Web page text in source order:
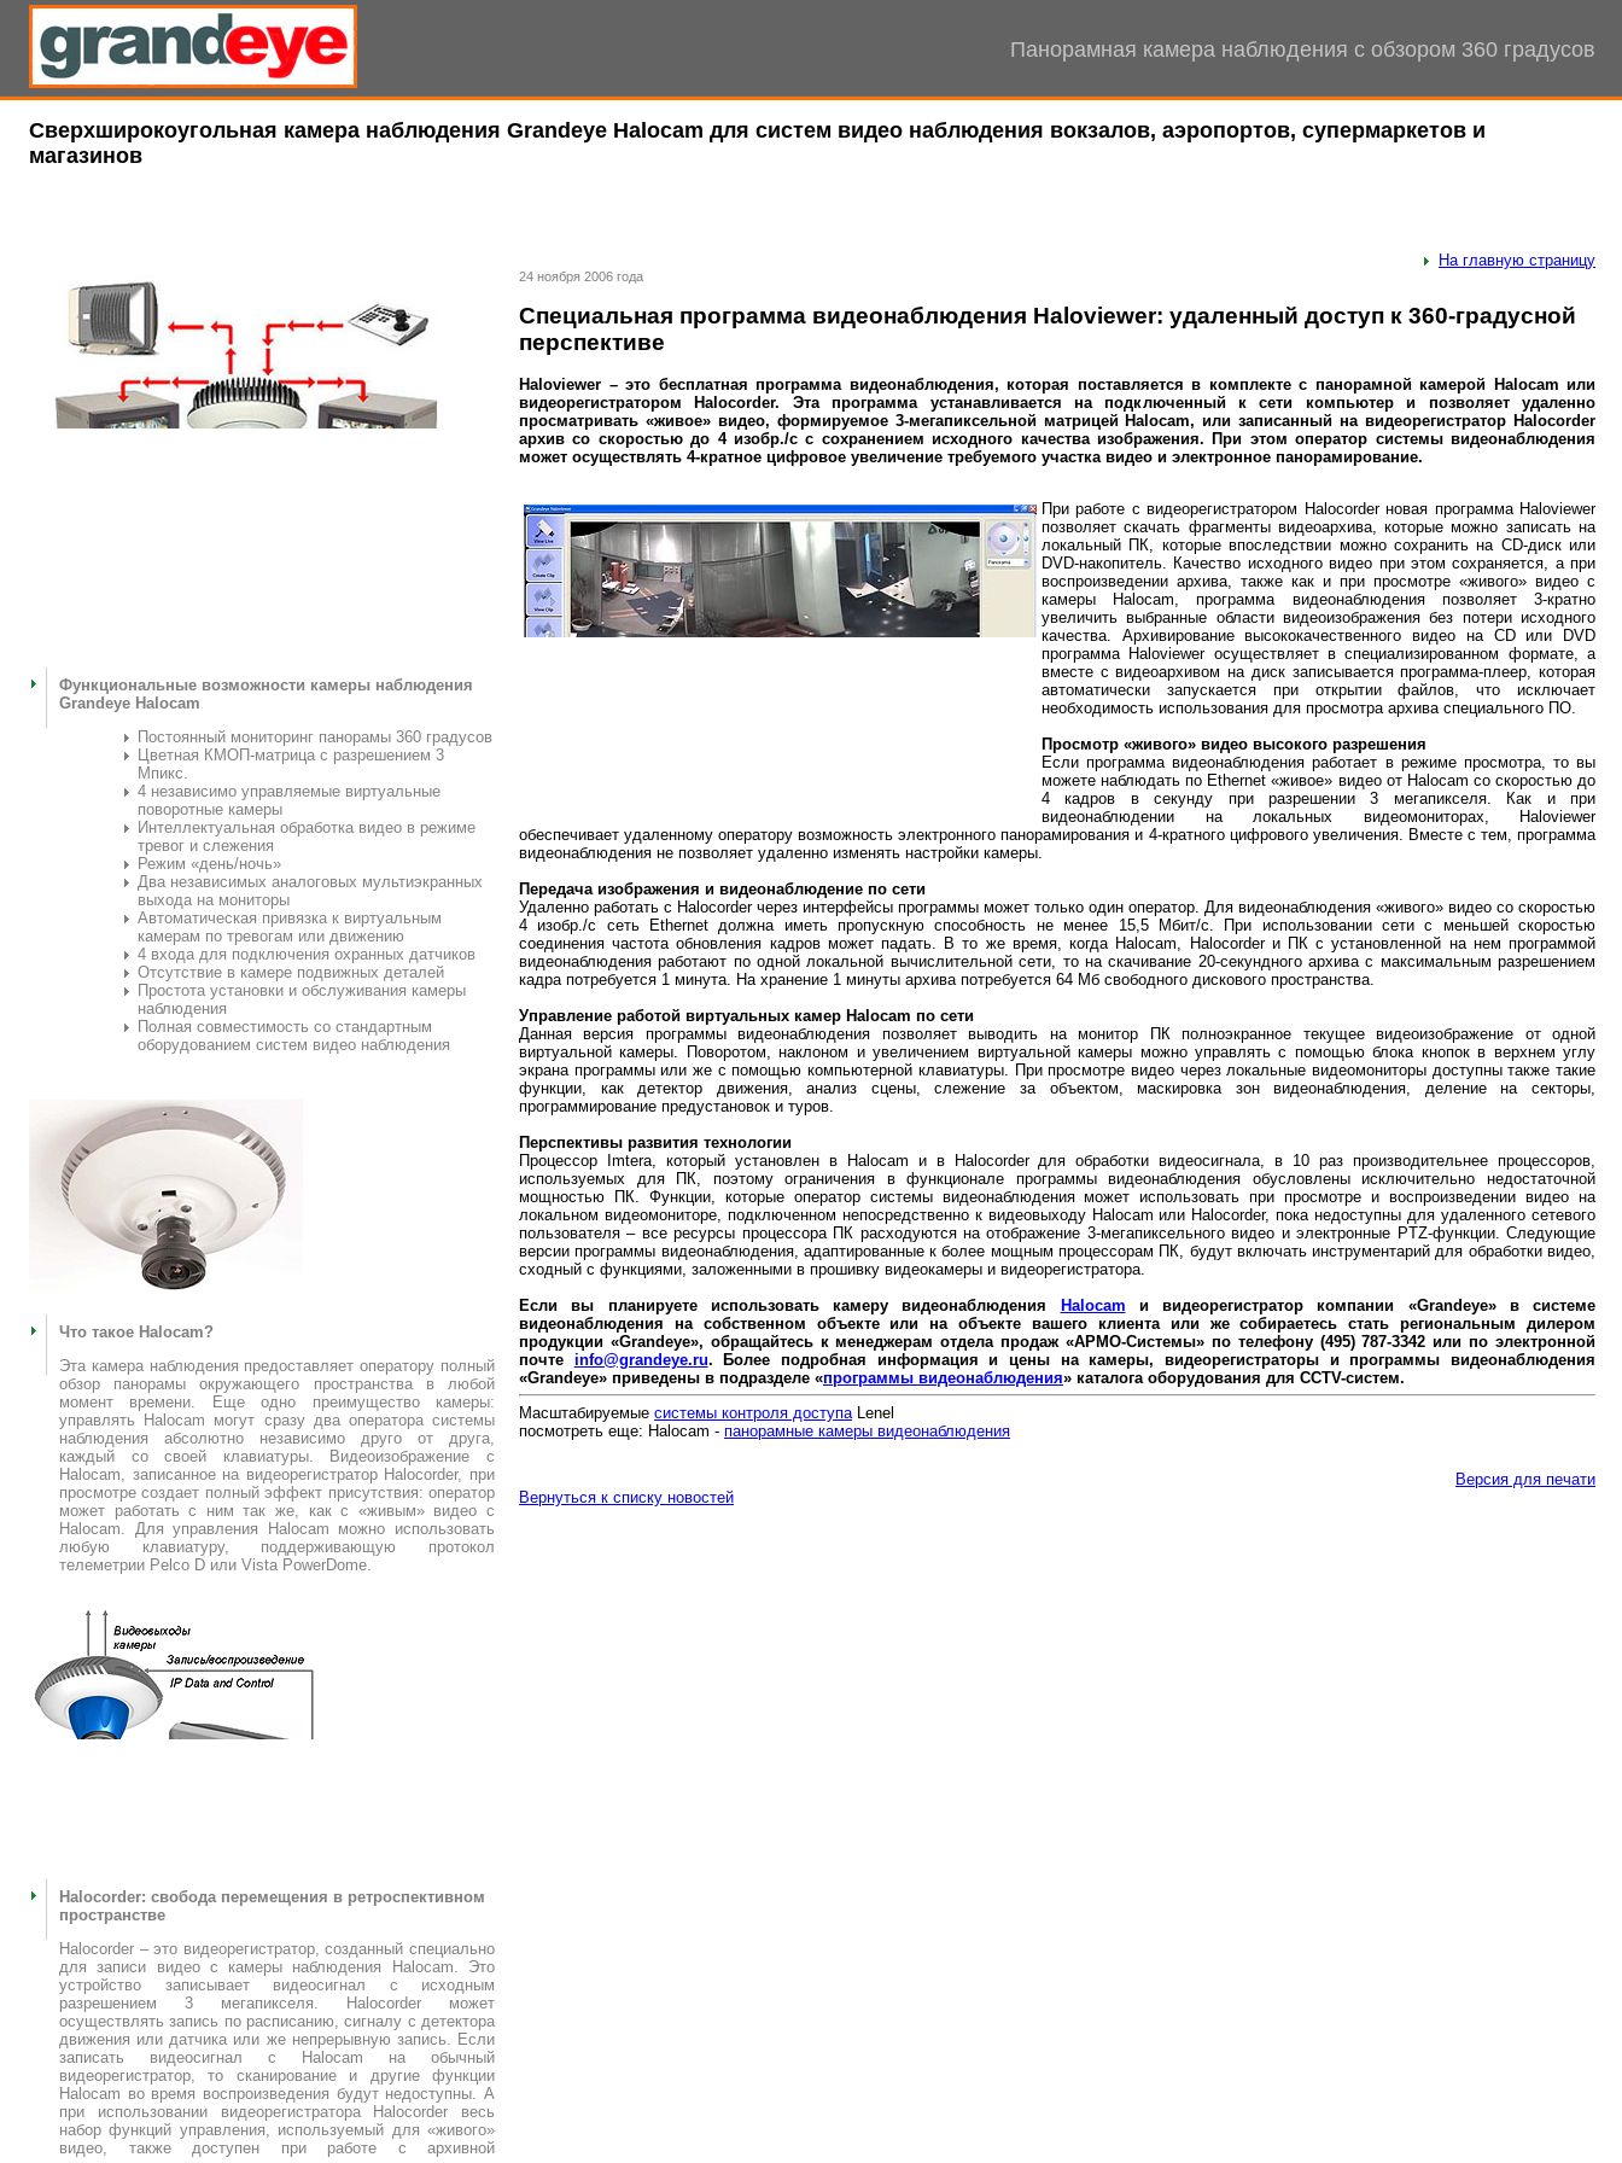
Панорамная камера наблюдения с обзором 360 градусов
Сверхширокоугольная камера наблюдения Grandeye Halocam для систем видео наблюдения вокзалов, аэропортов, супермаркетов и
магазинов
Функциональные возможности камеры наблюдения
Grandeye Halocam
Постоянный мониторинг панорамы 360 градусов
Цветная КМОП-матрица с разрешением 3
Мпикс.
4 независимо управляемые виртуальные
поворотные камеры
Интеллектуальная обработка видео в режиме
тревог и слежения
Режим «день/ночь»
Два независимых аналоговых мультиэкранных
выхода на мониторы
Автоматическая привязка к виртуальным
камерам по тревогам или движению
4 входа для подключения охранных датчиков
Отсутствие в камере подвижных деталей
Простота установки и обслуживания камеры
наблюдения
Полная совместимость со стандартным
оборудованием систем видео наблюдения
Что такое Halocam?
Эта камера наблюдения предоставляет оператору полный
обзор панорамы окружающего пространства в любой
момент времени. Еще одно преимущество камеры:
управлять Halocam могут сразу два оператора системы
наблюдения абсолютно независимо друго от друга,
каждый со своей клавиатуры. Видеоизображение с
Halocam, записанное на видеорегистратор Halocorder, при
просмотре создает полный эффект присутствия: оператор
может работать с ним так же, как с «живым» видео с
Halocam. Для управления Halocam можно использовать
любую клавиатуру, поддерживающую протокол
телеметрии Pelco D или Vista PowerDome.
Halocorder: свобода перемещения в ретроспективном
пространстве
Halocorder – это видеорегистратор, созданный специально
для записи видео с камеры наблюдения Halocam. Это
устройство записывает видеосигнал с исходным
разрешением 3 мегапикселя. Halocorder может
осуществлять запись по расписанию, сигналу с детектора
движения или датчика или же непрерывную запись. Если
записать видеосигнал с Halocam на обычный
видеорегистратор, то сканирование и другие функции
Halocam во время воспроизведения будут недоступны. А
при использовании видеорегистратора Halocorder весь
набор функций управления, используемый для «живого»
видео, также доступен при работе с архивной
На главную страницу
24 ноября 2006 года
Специальная программа видеонаблюдения Haloviewer: удаленный доступ к 360-градусной
перспективе
Haloviewer – это бесплатная программа видеонаблюдения, которая поставляется в комплекте с панорамной камерой Halocam или
видеорегистратором Halocorder. Эта программа устанавливается на подключенный к сети компьютер и позволяет удаленно
просматривать «живое» видео, формируемое 3-мегапиксельной матрицей Halocam, или записанный на видеорегистратор Halocorder
архив со скоростью до 4 изобр./с с сохранением исходного качества изображения. При этом оператор системы видеонаблюдения
может осуществлять 4-кратное цифровое увеличение требуемого участка видео и электронное панорамирование.
При работе с видеорегистратором Halocorder новая программа Haloviewer
позволяет скачать фрагменты видеоархива, которые можно записать на
локальный ПК, которые впоследствии можно сохранить на CD-диск или
DVD-накопитель. Качество исходного видео при этом сохраняется, а при
воспроизведении архива, также как и при просмотре «живого» видео с
камеры Halocam, программа видеонаблюдения позволяет 3-кратно
увеличить выбранные области видеоизображения без потери исходного
качества. Архивирование высококачественного видео на CD или DVD
программа Haloviewer осуществляет в специализированном формате, а
вместе с видеоархивом на диск записывается программа-плеер, которая
автоматически запускается при открытии файлов, что исключает
необходимость использования для просмотра архива специального ПО.
Просмотр «живого» видео высокого разрешения
Если программа видеонаблюдения работает в режиме просмотра, то вы
можете наблюдать по Ethernet «живое» видео от Halocam со скоростью до
4 кадров в секунду при разрешении 3 мегапикселя. Как и при
видеонаблюдении на локальных видеомониторах, Haloviewer
обеспечивает удаленному оператору возможность электронного панорамирования и 4-кратного цифрового увеличения. Вместе с тем, программа
видеонаблюдения не позволяет удаленно изменять настройки камеры.
Передача изображения и видеонаблюдение по сети
Удаленно работать с Halocorder через интерфейсы программы может только один оператор. Для видеонаблюдения «живого» видео со скоростью
4 изобр./с сеть Ethernet должна иметь пропускную способность не менее 15,5 Мбит/с. При использовании сети с меньшей скоростью
соединения частота обновления кадров может падать. В то же время, когда Halocam, Halocorder и ПК с установленной на нем программой
видеонаблюдения работают по одной локальной вычислительной сети, то на скачивание 20-секундного архива с максимальным разрешением
кадра потребуется 1 минута. На хранение 1 минуты архива потребуется 64 Мб свободного дискового пространства.
Управление работой виртуальных камер Halocam по сети
Данная версия программы видеонаблюдения позволяет выводить на монитор ПК полноэкранное текущее видеоизображение от одной
виртуальной камеры. Поворотом, наклоном и увеличением виртуальной камеры можно управлять с помощью блока кнопок в верхнем углу
экрана программы или же с помощью компьютерной клавиатуры. При просмотре видео через локальные видеомониторы доступны также такие
функции, как детектор движения, анализ сцены, слежение за объектом, маскировка зон видеонаблюдения, деление на секторы,
программирование предустановок и туров.
Перспективы развития технологии
Процессор Imtera, который установлен в Halocam и в Halocorder для обработки видеосигнала, в 10 раз производительнее процессоров,
используемых для ПК, поэтому ограничения в функционале программы видеонаблюдения обусловлены исключительно недостаточной
мощностью ПК. Функции, которые оператор системы видеонаблюдения может использовать при просмотре и воспроизведении видео на
локальном видеомониторе, подключенном непосредственно к видеовыходу Halocam или Halocorder, пока недоступны для удаленного сетевого
пользователя – все ресурсы процессора ПК расходуются на отображение 3-мегапиксельного видео и электронные PTZ-функции. Следующие
версии программы видеонаблюдения, адаптированные к более мощным процессорам ПК, будут включать инструментарий для обработки видео,
сходный с функциями, заложенными в прошивку видеокамеры и видеорегистратора.
Если вы планируете использовать камеру видеонаблюдения Halocam и видеорегистратор компании «Grandeye» в системе
видеонаблюдения на собственном объекте или на объекте вашего клиента или же собираетесь стать региональным дилером
продукции «Grandeye», обращайтесь к менеджерам отдела продаж «АРМО-Системы» по телефону (495) 787-3342 или по электронной
почте info@grandeye.ru. Более подробная информация и цены на камеры, видеорегистраторы и программы видеонаблюдения
«Grandeye» приведены в подразделе «программы видеонаблюдения» каталога оборудования для CCTV-систем.
Масштабируемые системы контроля доступаLenel
посмотреть еще: Halocam - панорамные камеры видеонаблюдения
Версия для печати
Вернуться к списку новостей